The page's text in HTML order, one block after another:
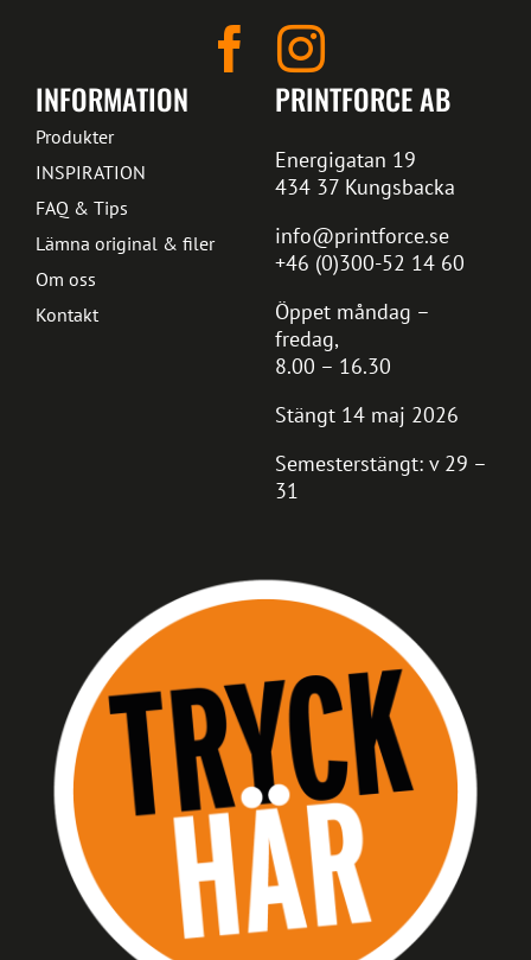
PRINTFORCE AB
Energigatan 19
434 37 Kungsbacka
info@printforce.se
+46 (0)300-52 14 60
Öppet måndag –
fredag,
8.00 – 16.30
Stängt 14 maj 2026
Semesterstängt: v 29 –
31
INFORMATION
Produkter
INSPIRATION
FAQ & Tips
Lämna original & filer
Om oss
Kontakt